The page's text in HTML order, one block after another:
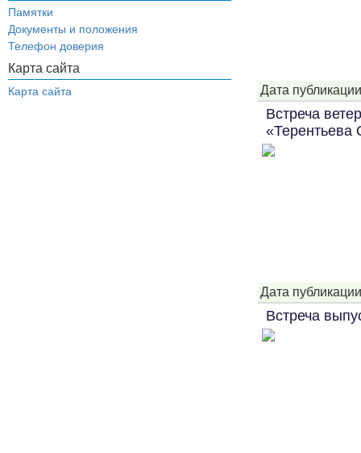
Памятки
Документы и положения
Телефон доверия
Карта сайта
Карта сайта Дата
Встреча
«Терентьева
Дата
Встреча